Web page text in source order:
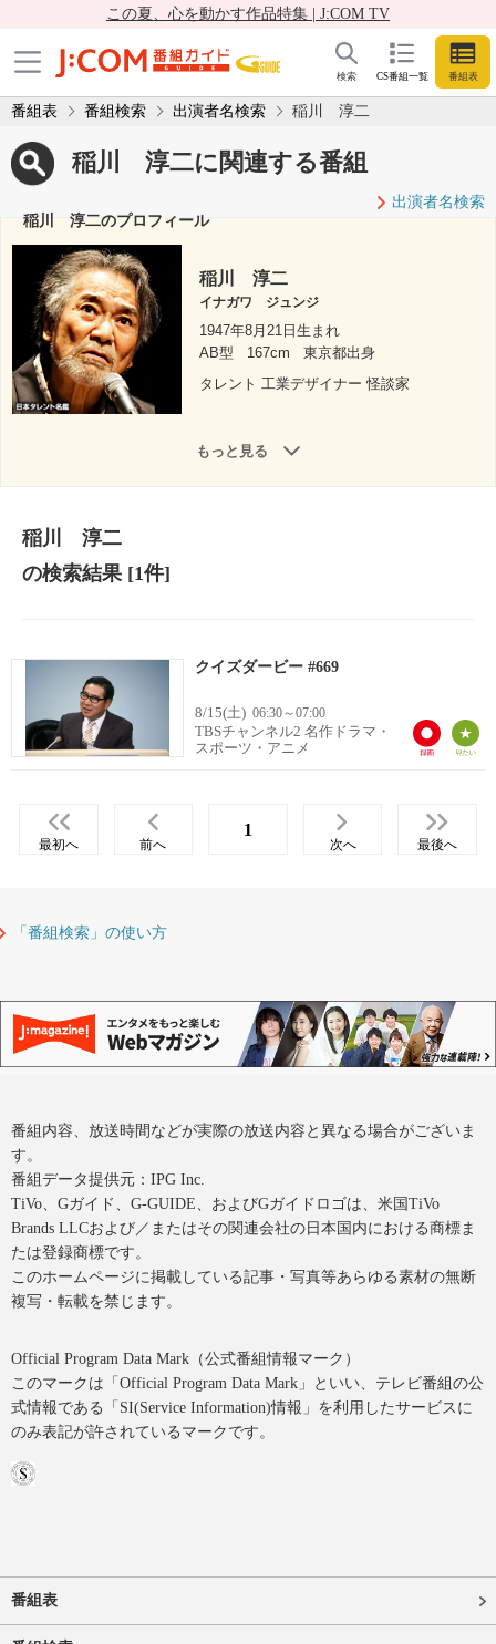
この夏、心を動かす作品特集 | J:COM TV
CS番組一覧 番組表
検索
番組表 番組検索 出演者名検索 稲川 淳二
稲川 淳二に関連する番組
出演者名検索
稲川 淳二のプロフィール
稲川 淳二
イナガワ ジュンジ
1947年8月21日生まれ
AB型
167cm
東京都出身
タレント 工業デザイナー 怪談家
もっと見る
稲川 淳二
の検索結果[1件]
クイズダービー #669
8/15(土) 06:30～07:00
TBSチャンネル2 名作ドラマ・
スポーツ・アニメ
最初へ 前へ
1
次へ 最後へ
「番組検索」の使い方
番組内容、放送時間などが実際の放送内容と異なる場合がございま
す。
番組データ提供元：IPG Inc.
TiVo、Gガイド、G-GUIDE、およびGガイドロゴは、米国TiVo
Brands LLCおよび／またはその関連会社の日本国内における商標ま
たは登録商標です。
このホームページに掲載している記事・写真等あらゆる素材の無断
複写・転載を禁じます。
Official Program Data Mark（公式番組情報マーク）
このマークは「Official Program Data Mark」といい、テレビ番組の公
式情報である「SI(Service Information)情報」を利用したサービスに
のみ表記が許されているマークです。
番組表